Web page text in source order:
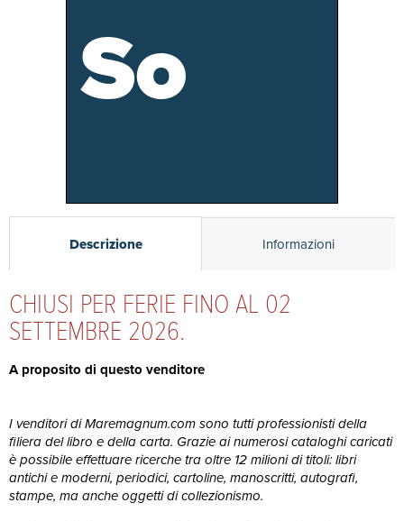
So
Descrizione Informazioni
CHIUSI PER FERIE FINO AL 02
SETTEMBRE 2026.
A proposito di questo venditore
I venditori di Maremagnum.com sono tutti professionisti della
filiera del libro e della carta. Grazie ai numerosi cataloghi caricati
è possibile effettuare ricerche tra oltre 12 milioni di titoli: libri
antichi e moderni, periodici, cartoline, manoscritti, autografi,
stampe, ma anche oggetti di collezionismo.